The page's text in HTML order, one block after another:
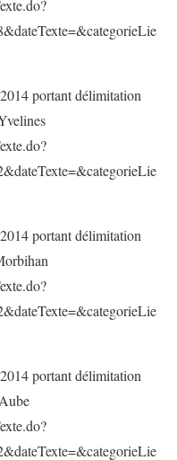
portant délimitation
portant délimitation
portant délimitation